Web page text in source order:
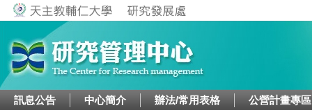
Jump to navigation
訊息公告 中心簡介 辦法/常用表格 公營計畫專區